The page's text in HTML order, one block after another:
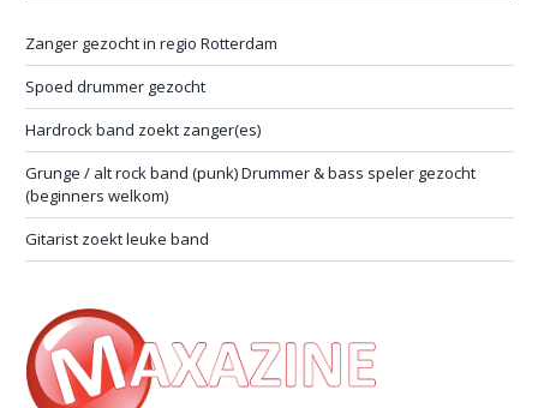
Zanger gezocht in regio Rotterdam
Spoed drummer gezocht
Hardrock band zoekt zanger(es)
Grunge / alt rock band (punk) Drummer & bass speler gezocht
(beginners welkom)
Gitarist zoekt leuke band